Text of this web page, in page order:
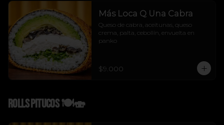
Más Loca Q Una Cabra
Queso de cabra, aceitunas, queso
crema, palta, cebollín, envuelta en
panko
$9.000
Rolls Pitucos 🍽️🍣